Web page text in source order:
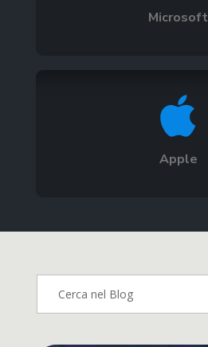
Microsoft

Apple